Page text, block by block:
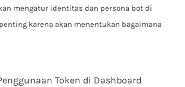
mengatur identitas dan persona bot di
karena akan menentukan bagaimana
Token di Dashboard